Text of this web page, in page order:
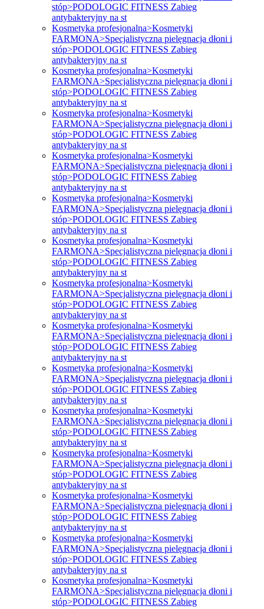
stóp>PODOLOGIC FITNESS Zabieg
antybakteryjny na st
Kosmetyka profesjonalna>Kosmetyki
FARMONA>Specjalistyczna pielęgnacja dłoni i
stóp>PODOLOGIC FITNESS Zabieg
antybakteryjny na st
Kosmetyka profesjonalna>Kosmetyki
FARMONA>Specjalistyczna pielęgnacja dłoni i
stóp>PODOLOGIC FITNESS Zabieg
antybakteryjny na st
Kosmetyka profesjonalna>Kosmetyki
FARMONA>Specjalistyczna pielęgnacja dłoni i
stóp>PODOLOGIC FITNESS Zabieg
antybakteryjny na st
Kosmetyka profesjonalna>Kosmetyki
FARMONA>Specjalistyczna pielęgnacja dłoni i
stóp>PODOLOGIC FITNESS Zabieg
antybakteryjny na st
Kosmetyka profesjonalna>Kosmetyki
FARMONA>Specjalistyczna pielęgnacja dłoni i
stóp>PODOLOGIC FITNESS Zabieg
antybakteryjny na st
Kosmetyka profesjonalna>Kosmetyki
FARMONA>Specjalistyczna pielęgnacja dłoni i
stóp>PODOLOGIC FITNESS Zabieg
antybakteryjny na st
Kosmetyka profesjonalna>Kosmetyki
FARMONA>Specjalistyczna pielęgnacja dłoni i
stóp>PODOLOGIC FITNESS Zabieg
antybakteryjny na st
Kosmetyka profesjonalna>Kosmetyki
FARMONA>Specjalistyczna pielęgnacja dłoni i
stóp>PODOLOGIC FITNESS Zabieg
antybakteryjny na st
Kosmetyka profesjonalna>Kosmetyki
FARMONA>Specjalistyczna pielęgnacja dłoni i
stóp>PODOLOGIC FITNESS Zabieg
antybakteryjny na st
Kosmetyka profesjonalna>Kosmetyki
FARMONA>Specjalistyczna pielęgnacja dłoni i
stóp>PODOLOGIC FITNESS Zabieg
antybakteryjny na st
Kosmetyka profesjonalna>Kosmetyki
FARMONA>Specjalistyczna pielęgnacja dłoni i
stóp>PODOLOGIC FITNESS Zabieg
antybakteryjny na st
Kosmetyka profesjonalna>Kosmetyki
FARMONA>Specjalistyczna pielęgnacja dłoni i
stóp>PODOLOGIC FITNESS Zabieg
antybakteryjny na st
Kosmetyka profesjonalna>Kosmetyki
FARMONA>Specjalistyczna pielęgnacja dłoni i
stóp>PODOLOGIC FITNESS Zabieg
antybakteryjny na st
Kosmetyka profesjonalna>Kosmetyki
FARMONA>Specjalistyczna pielęgnacja dłoni i
stóp>PODOLOGIC FITNESS Zabieg